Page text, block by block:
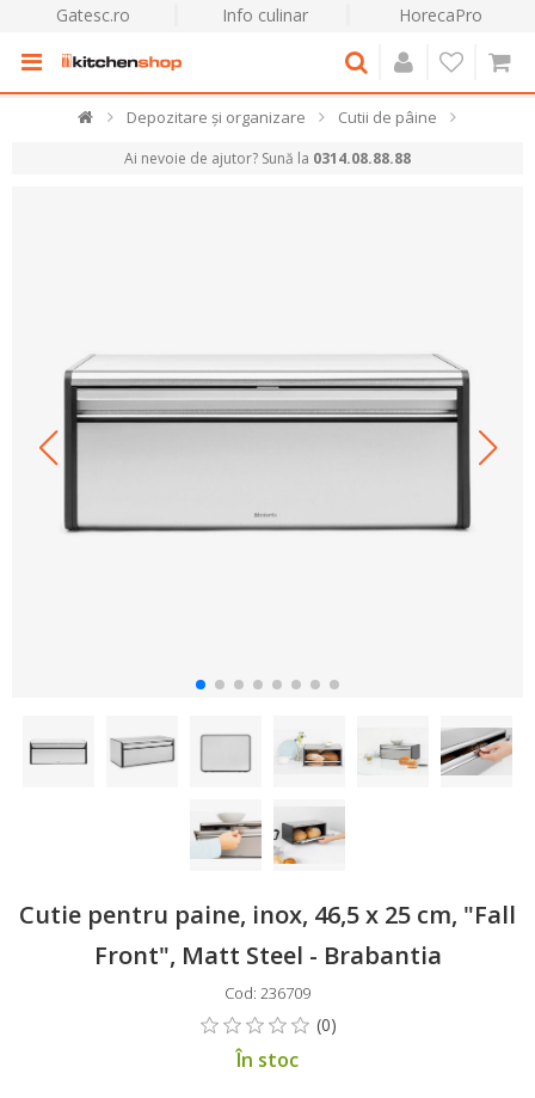
Gatesc.ro Info culinar HorecaPro
Depozitare și organizare Cutii de pâine
Ai nevoie de ajutor? Sună la 0314.08.88.88
Cutie pentru paine, inox, 46,5 x 25 cm, "Fall
Front", Matt Steel - Brabantia
Cod: 236709
În stoc